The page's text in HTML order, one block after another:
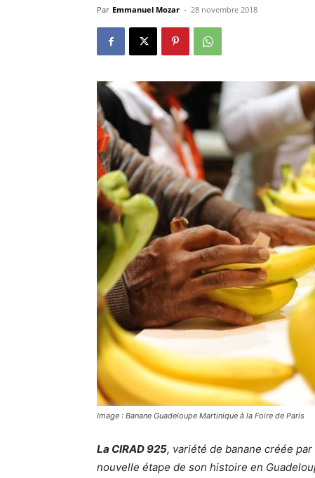
Par Emmanuel Mozar - 28 novembre 2018
Image : Banane Guadeloupe Martinique à la Foire de Paris
La CIRAD 925, variété de banane créée
nouvelle étape de son histoire en